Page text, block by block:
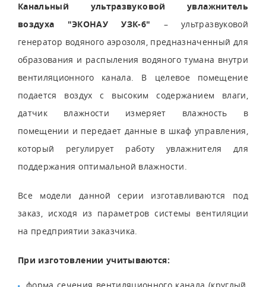
Канальный ультразвуковой увлажнитель
воздуха "ЭКОНАУ УЗК-6" – ультразвуковой
генератор водяного аэрозоля, предназначенный для
образования и распыления водяного тумана внутри
вентиляционного канала. В целевое помещение
подается воздух с высоким содержанием влаги,
датчик влажности измеряет влажность в
помещении и передает данные в шкаф управления,
который регулирует работу увлажнителя для
поддержания оптимальной влажности.
Все модели данной серии изготавливаются под
заказ, исходя из параметров системы вентиляции
на предприятии заказчика.
При изготовлении учитываются: